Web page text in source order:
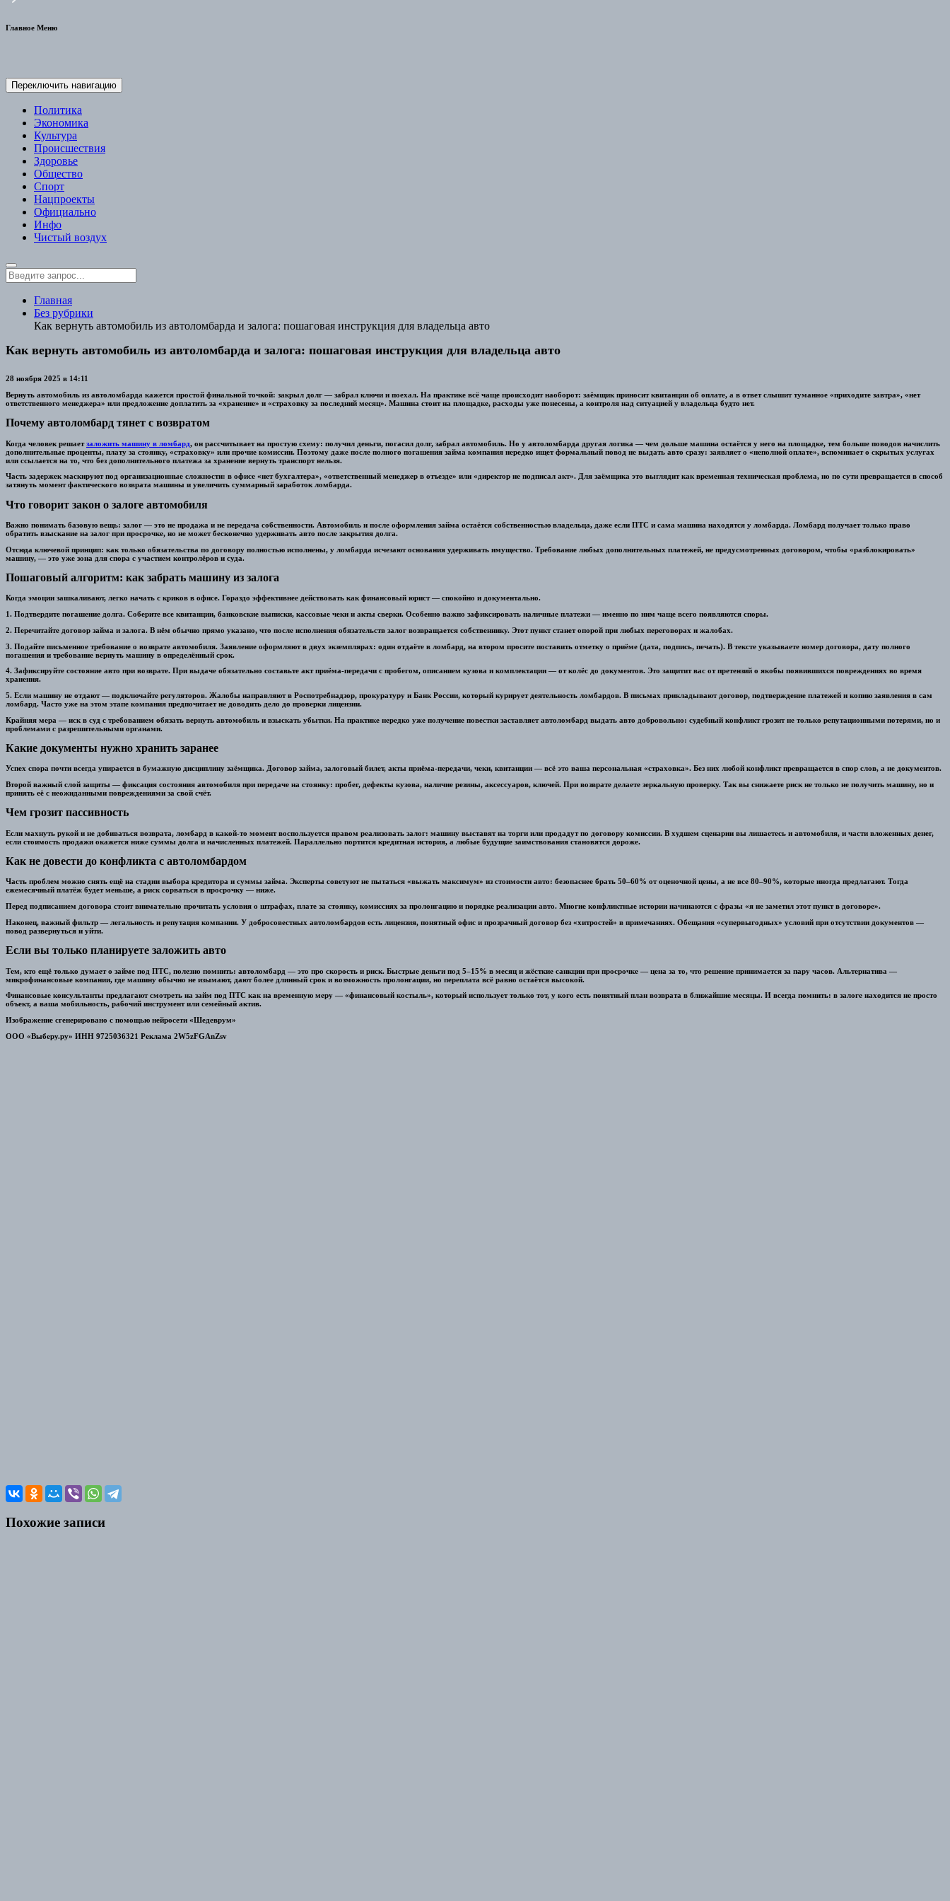
Главное Меню
Переключить навигацию
Политика
Экономика
Культура
Происшествия
Здоровье
Общество
Спорт
Нацпроекты
Официально
Инфо
Чистый воздух
Главная
Без рубрики
Как вернуть автомобиль из автоломбарда и залога: пошаговая инструкция для владельца авто
Как вернуть автомобиль из автоломбарда и залога: пошаговая инструкция для владельца авто
28 ноября 2025 в 14:11
Вернуть автомобиль из автоломбарда кажется простой финальной точкой: закрыл долг — забрал ключи и поехал. На практике всё чаще происходит наоборот: заёмщик приносит квитанции об оплате, а в ответ слышит туманное «приходите завтра», «нет
ответственного менеджера» или предложение доплатить за «хранение» и «страховку за последний месяц». Машина стоит на площадке, расходы уже понесены, а контроля над ситуацией у владельца будто нет.
Почему автоломбард тянет с возвратом
Когда человек решаетзаложить машину в ломбард, он рассчитывает на простую схему: получил деньги, погасил долг, забрал автомобиль. Но у автоломбарда другая логика — чем дольше машина остаётся у него на площадке, тем больше поводов начислить
дополнительные проценты, плату за стоянку, «страховку» или прочие комиссии. Поэтому даже после полного погашения займа компания нередко ищет формальный повод не выдать авто сразу: заявляет о «неполной оплате», вспоминает о скрытых услугах
или ссылается на то, что без дополнительного платежа за хранение вернуть транспорт нельзя.
Часть задержек маскируют под организационные сложности: в офисе «нет бухгалтера», «ответственный менеджер в отъезде» или «директор не подписал акт». Для заёмщика это выглядит как временная техническая проблема, но по сути превращается в способ
затянуть момент фактического возврата машины и увеличить суммарный заработок ломбарда.
Что говорит закон о залоге автомобиля
Важно понимать базовую вещь: залог — это не продажа и не передача собственности. Автомобиль и после оформления займа остаётся собственностью владельца, даже если ПТС и сама машина находятся у ломбарда. Ломбард получает только право
обратить взыскание на залог при просрочке, но не может бесконечно удерживать авто после закрытия долга.
Отсюда ключевой принцип: как только обязательства по договору полностью исполнены, у ломбарда исчезают основания удерживать имущество. Требование любых дополнительных платежей, не предусмотренных договором, чтобы «разблокировать»
машину, — это уже зона для спора с участием контролёров и суда.
Пошаговый алгоритм: как забрать машину из залога
Когда эмоции зашкаливают, легко начать с криков в офисе. Гораздо эффективнее действовать как финансовый юрист — спокойно и документально.
1. Подтвердите погашение долга. Соберите все квитанции, банковские выписки, кассовые чеки и акты сверки. Особенно важно зафиксировать наличные платежи — именно по ним чаще всего появляются споры.
2. Перечитайте договор займа и залога. В нём обычно прямо указано, что после исполнения обязательств залог возвращается собственнику. Этот пункт станет опорой при любых переговорах и жалобах.
3. Подайте письменное требование о возврате автомобиля. Заявление оформляют в двух экземплярах: один отдаёте в ломбард, на втором просите поставить отметку о приёме (дата, подпись, печать). В тексте указываете номер договора, дату полного
погашения и требование вернуть машину в определённый срок.
4. Зафиксируйте состояние авто при возврате. При выдаче обязательно составьте акт приёма-передачи с пробегом, описанием кузова и комплектации — от колёс до документов. Это защитит вас от претензий о якобы появившихся повреждениях во время
хранения.
5. Если машину не отдают — подключайте регуляторов. Жалобы направляют в Роспотребнадзор, прокуратуру и Банк России, который курирует деятельность ломбардов. В письмах прикладывают договор, подтверждение платежей и копию заявления в сам
ломбард. Часто уже на этом этапе компания предпочитает не доводить дело до проверки лицензии.
Крайняя мера — иск в суд с требованием обязать вернуть автомобиль и взыскать убытки. На практике нередко уже получение повестки заставляет автоломбард выдать авто добровольно: судебный конфликт грозит не только репутационными потерями, но и
проблемами с разрешительными органами.
Какие документы нужно хранить заранее
Успех спора почти всегда упирается в бумажную дисциплину заёмщика. Договор займа, залоговый билет, акты приёма-передачи, чеки, квитанции — всё это ваша персональная «страховка». Без них любой конфликт превращается в спор слов, а не документов.
Второй важный слой защиты — фиксация состояния автомобиля при передаче на стоянку: пробег, дефекты кузова, наличие резины, аксессуаров, ключей. При возврате делаете зеркальную проверку. Так вы снижаете риск не только не получить машину, но и
принять её с неожиданными повреждениями за свой счёт.
Чем грозит пассивность
Если махнуть рукой и не добиваться возврата, ломбард в какой-то момент воспользуется правом реализовать залог: машину выставят на торги или продадут по договору комиссии. В худшем сценарии вы лишаетесь и автомобиля, и части вложенных денег,
если стоимость продажи окажется ниже суммы долга и начисленных платежей. Параллельно портится кредитная история, а любые будущие заимствования становятся дороже.
Как не довести до конфликта с автоломбардом
Часть проблем можно снять ещё на стадии выбора кредитора и суммы займа. Эксперты советуют не пытаться «выжать максимум» из стоимости авто: безопаснее брать 50–60% от оценочной цены, а не все 80–90%, которые иногда предлагают. Тогда
ежемесячный платёж будет меньше, а риск сорваться в просрочку — ниже.
Перед подписанием договора стоит внимательно прочитать условия о штрафах, плате за стоянку, комиссиях за пролонгацию и порядке реализации авто. Многие конфликтные истории начинаются с фразы «я не заметил этот пункт в договоре».
Наконец, важный фильтр — легальность и репутация компании. У добросовестных автоломбардов есть лицензия, понятный офис и прозрачный договор без «хитростей» в примечаниях. Обещания «супервыгодных» условий при отсутствии документов —
повод развернуться и уйти.
Если вы только планируете заложить авто
Тем, кто ещё только думает о займе под ПТС, полезно помнить: автоломбард — это про скорость и риск. Быстрые деньги под 5–15% в месяц и жёсткие санкции при просрочке — цена за то, что решение принимается за пару часов. Альтернатива —
микрофинансовые компании, где машину обычно не изымают, дают более длинный срок и возможность пролонгации, но переплата всё равно остаётся высокой.
Финансовые консультанты предлагают смотреть на займ под ПТС как на временную меру — «финансовый костыль», который использует только тот, у кого есть понятный план возврата в ближайшие месяцы. И всегда помнить: в залоге находится не просто
объект, а ваша мобильность, рабочий инструмент или семейный актив.
Изображение сгенерировано с помощью нейросети «Шедеврум»
ООО «Выберу.ру» ИНН 9725036321 Реклама 2W5zFGAnZsv
Похожие записи